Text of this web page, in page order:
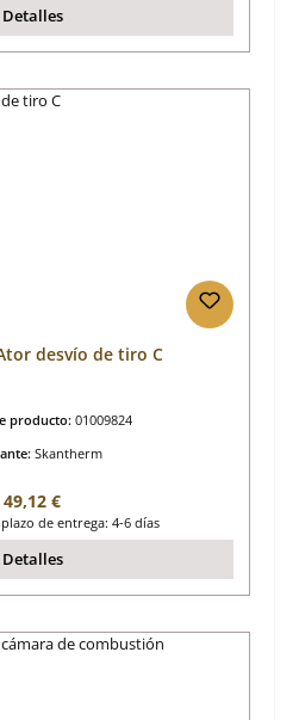
Detalles
desvío de tiro C
producto: 01009824
Skantherm
Precio normal:
49,12 €
de entrega: 4-6 días
Detalles